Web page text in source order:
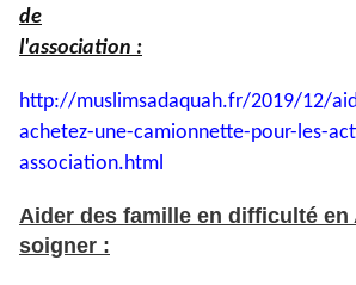
de
l'association :
http://muslimsadaquah.fr/2019/12/
achetez-une-camionnette-pour-les-
association.html
Aider des famille en difficulté en
soigner :